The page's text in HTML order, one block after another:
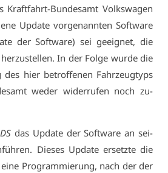
Kraft­fahrt-Bun­des­amt Volks­wa­gen
Up­date vor­ge­nann­ten Soft­ware
der Soft­ware) sei ge­eig­net, die
In der Fol­ge wur­de die
des hier be­trof­fe­nen Fahr­zeug­typs
we­der wi­der­ru­fen noch zu­
DS das Up­date der Soft­ware an sei­
Die­ses Up­date er­setz­te die
Pro­gram­mie­rung, nach der der